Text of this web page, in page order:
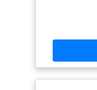
poitrine
effets
Cascade